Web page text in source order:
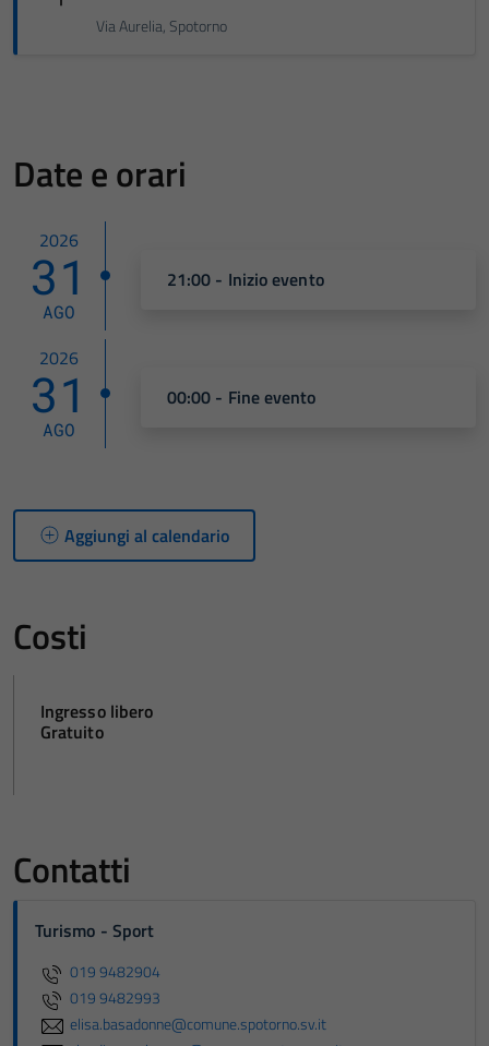
Via Aurelia, Spotorno
Date e orari
2026
31
AGO
21:00 - Inizio evento
2026
31
AGO
00:00 - Fine evento
Aggiungi al calendario
Costi
Ingresso libero
Gratuito
Contatti
Turismo - Sport
019 9482904
019 9482993
elisa.basadonne@comune.spotorno.sv.it